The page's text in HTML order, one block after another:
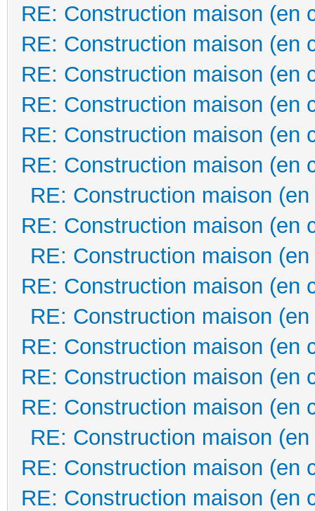
RE: Construction maison (en
RE: Construction maison (en
RE: Construction maison (en
RE: Construction maison (en
RE: Construction maison (en
RE: Construction maison (en
RE: Construction maison
RE: Construction maison (en
RE: Construction maison
RE: Construction maison (en
RE: Construction maison
RE: Construction maison (en
RE: Construction maison (en
RE: Construction maison (en
RE: Construction maison
RE: Construction maison (en
RE: Construction maison (en